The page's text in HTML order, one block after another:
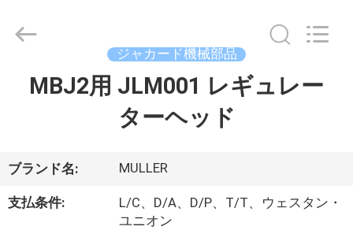
製
品
Copyright
ジャカード機械部品
MBJ2用 JLM001 レギュレー
ターヘッド
ブランド名: MULLER
支払条件:
L/C、D/A、D/P、T/T、ウェスタン・
ユニオン